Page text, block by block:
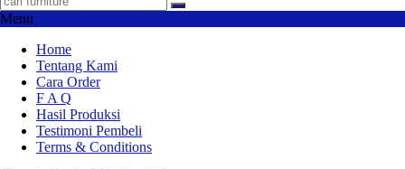
Menu
Home
Tentang Kami
Cara Order
F A Q
Hasil Produksi
Testimoni Pembeli
Terms & Conditions